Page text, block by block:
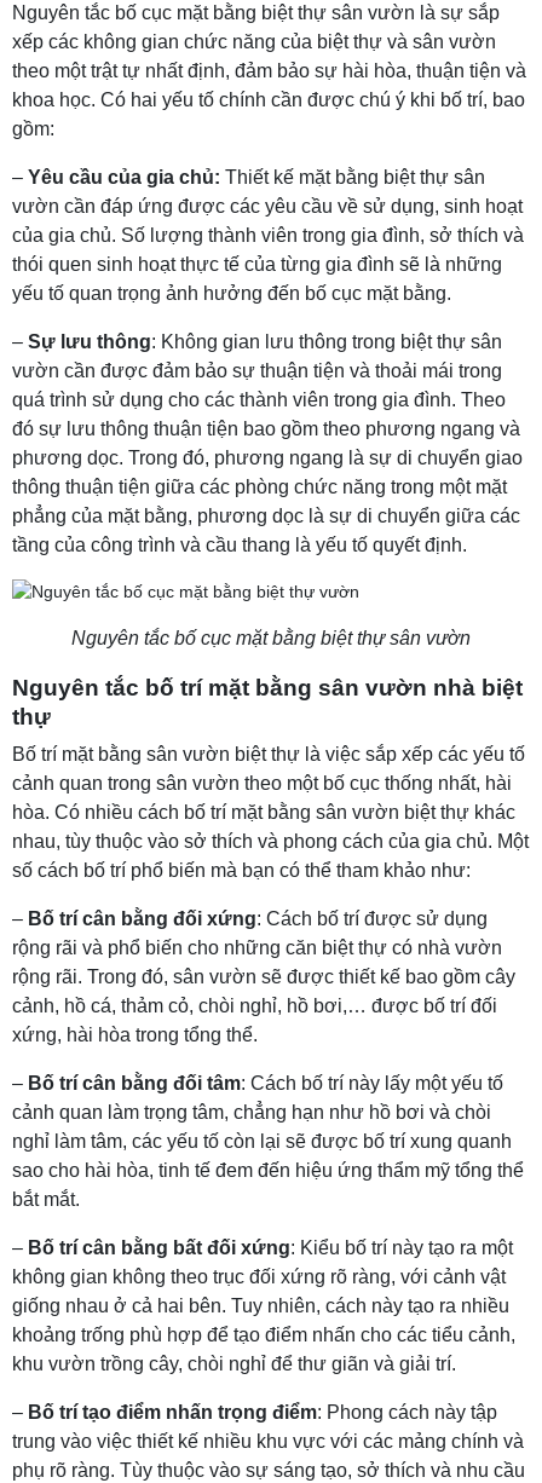
Nguyên tắc bố cục mặt bằng biệt thự sân vườn là sự sắp
xếp các không gian chức năng của biệt thự và sân vườn
theo một trật tự nhất định, đảm bảo sự hài hòa, thuận tiện và
khoa học. Có hai yếu tố chính cần được chú ý khi bố trí, bao
gồm:
– Yêu cầu của gia chủ: Thiết kế mặt bằng biệt thự sân
vườn cần đáp ứng được các yêu cầu về sử dụng, sinh hoạt
của gia chủ. Số lượng thành viên trong gia đình, sở thích và
thói quen sinh hoạt thực tế của từng gia đình sẽ là những
yếu tố quan trọng ảnh hưởng đến bố cục mặt bằng.
– Sự lưu thông: Không gian lưu thông trong biệt thự sân
vườn cần được đảm bảo sự thuận tiện và thoải mái trong
quá trình sử dụng cho các thành viên trong gia đình. Theo
đó sự lưu thông thuận tiện bao gồm theo phương ngang và
phương dọc. Trong đó, phương ngang là sự di chuyển giao
thông thuận tiện giữa các phòng chức năng trong một mặt
phẳng của mặt bằng, phương dọc là sự di chuyển giữa các
tầng của công trình và cầu thang là yếu tố quyết định.
Nguyên tắc bố cục mặt bằng biệt thự sân vườn
Nguyên tắc bố trí mặt bằng sân vườn nhà biệt
thự
Bố trí mặt bằng sân vườn biệt thự là việc sắp xếp các yếu tố
cảnh quan trong sân vườn theo một bố cục thống nhất, hài
hòa. Có nhiều cách bố trí mặt bằng sân vườn biệt thự khác
nhau, tùy thuộc vào sở thích và phong cách của gia chủ. Một
số cách bố trí phổ biến mà bạn có thể tham khảo như:
– Bố trí cân bằng đối xứng: Cách bố trí được sử dụng
rộng rãi và phổ biến cho những căn biệt thự có nhà vườn
rộng rãi. Trong đó, sân vườn sẽ được thiết kế bao gồm cây
cảnh, hồ cá, thảm cỏ, chòi nghỉ, hồ bơi,… được bố trí đối
xứng, hài hòa trong tổng thể.
– Bố trí cân bằng đối tâm: Cách bố trí này lấy một yếu tố
cảnh quan làm trọng tâm, chẳng hạn như hồ bơi và chòi
nghỉ làm tâm, các yếu tố còn lại sẽ được bố trí xung quanh
sao cho hài hòa, tinh tế đem đến hiệu ứng thẩm mỹ tổng thể
bắt mắt.
– Bố trí cân bằng bất đối xứng: Kiểu bố trí này tạo ra một
không gian không theo trục đối xứng rõ ràng, với cảnh vật
giống nhau ở cả hai bên. Tuy nhiên, cách này tạo ra nhiều
khoảng trống phù hợp để tạo điểm nhấn cho các tiểu cảnh,
khu vườn trồng cây, chòi nghỉ để thư giãn và giải trí.
– Bố trí tạo điểm nhấn trọng điểm: Phong cách này tập
trung vào việc thiết kế nhiều khu vực với các mảng chính và
phụ rõ ràng. Tùy thuộc vào sự sáng tạo, sở thích và nhu cầu